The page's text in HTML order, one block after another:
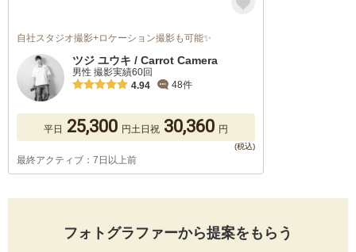
自社スタジオ撮影+ロケーション撮影も可能✨
ツジ ユウキ / Carrot Camera
男性 撮影実績60回
4.94
48件
平日 25,300 円土日祝 30,360 円
最終アクティブ：7日以上前
フォトグラファーから提案をもらう